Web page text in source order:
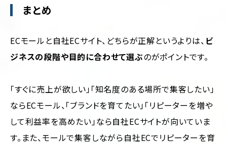
まとめ
ECモールと自社ECサイト、どちらが正解というよりは、 ビ
ジネスの段階や目的に合わせて選ぶのがポイントです。
「すぐに売上が欲しい」「知名度のある場所で集客したい」
ならECモール、「ブランドを育てたい」「リピーターを増や
して利益率を高めたい」なら自社ECサイトが向いていま
す。また、モールで集客しながら自社ECでリピーターを育